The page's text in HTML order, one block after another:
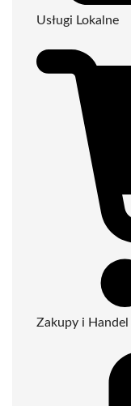
Usługi Lokalne
Zakupy i Handel